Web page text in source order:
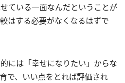
ている一面なんだということが
はする必要がなくなるはずで
には「幸せになりたい」からな
で、いい点をとれば評価され